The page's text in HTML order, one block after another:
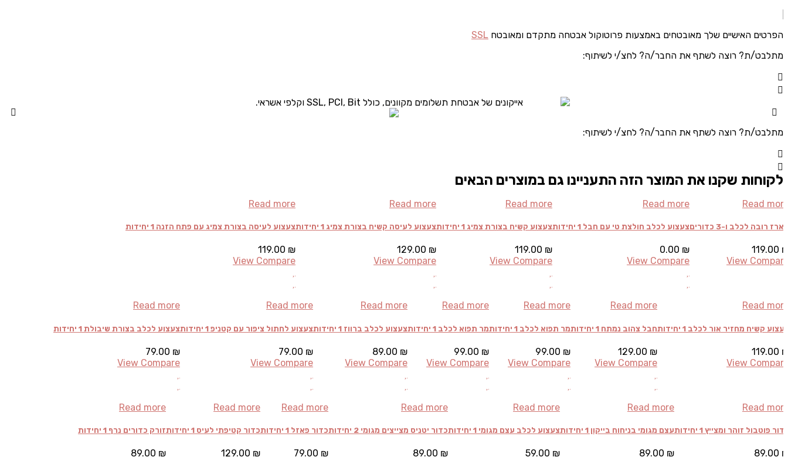
הפרטים האישיים שלך מאובטחים באמצעות פרוטוקול אבטחה מתקדם ומאובטח SSL
מתלבט/ת? רוצה לשתף את החבר/ה? לחצ/י לשיתוף:
מתלבט/ת? רוצה לשתף את החבר/ה? לחצ/י לשיתוף:
לקוחות שקנו את המוצר הזה התעניינו גם במוצרים הבאים
Read
רובה לכלב ו-3 כדורים
119.00
View
Read more
צעצוע לכלב חולצת טי עם חבל 1 יחידות
0.00 ₪
View Compare
Read more
צעצוע קשיח בצורת צמיג 1 יחידות
119.00 ₪
View Compare
Read more
צעצוע לעיסה קשיח בצורת צמיג 1 יחידות
129.00 ₪
View Compare
Read more
צעצוע לעיסה בצורת צמיג עם פתח הזנה 1 יחידות
119.00 ₪
View Compare
Read
קשיח מחזיר אור לכלב 1 יחידות
119.00
View
Read more
חבל צהוב נמתח 1 יחידות
129.00 ₪
View Compare
Read more
מר תפוא לכלב 1 יחידות
99.00 ₪
View Compare
Read more
מר תפוא לכלב 1 יחידות
99.00 ₪
View Compare
Read more
צעצוע לכלב ברווז 1 יחידות
89.00 ₪
View Compare
Read more
צעצוע לחתול ציפור עם קטניפ 1 יחידות
79.00 ₪
View Compare
Read more
צעצוע לכלב בצורת שיבולת 1 יחידות
79.00 ₪
View Compare
Read
פוטבול זוהר ומצייץ 1 יחידות
89.00
Read more
עצם מגומי בניחוח בייקון 1 יחידות
89.00 ₪
Read more
צעצוע לכלב עצם מגומי 1 יחידות
59.00 ₪
Read more
כדור יטניס מצייצים מגומי 2 יחידות
89.00 ₪
Read more
כדור פאזל 1 יחידות
79.00 ₪
Read more
כדור קטיפתי לעיס 1 יחידות
129.00 ₪
Read more
זורק כדורים נרף 1 יחידות
89.00 ₪